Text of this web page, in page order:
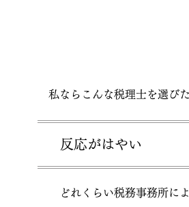
私ならこんな税理士を選び
​反応がはやい
どれくらい税務事務所によ